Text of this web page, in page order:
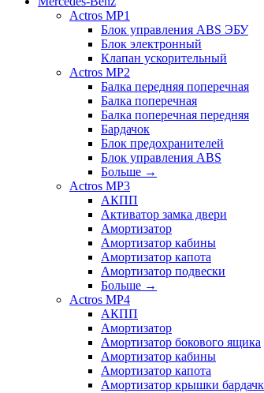
Actros MP1
Блок управления ABS ЭБУ
Блок электронный
Клапан ускорительный
Actros MP2
Балка передняя поперечная
Балка поперечная
Балка поперечная передняя
Бардачок
Блок предохранителей
Блок управления ABS
Больше →
Actros MP3
АКПП
Активатор замка двери
Амортизатор
Амортизатор кабины
Амортизатор капота
Амортизатор подвески
Больше →
Actros MP4
АКПП
Амортизатор
Амортизатор бокового ящика
Амортизатор кабины
Амортизатор капота
Амортизатор крышки